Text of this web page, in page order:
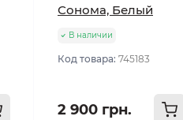
Сонома, Белый
В наличии
Код товара: 745183
2 900 грн.